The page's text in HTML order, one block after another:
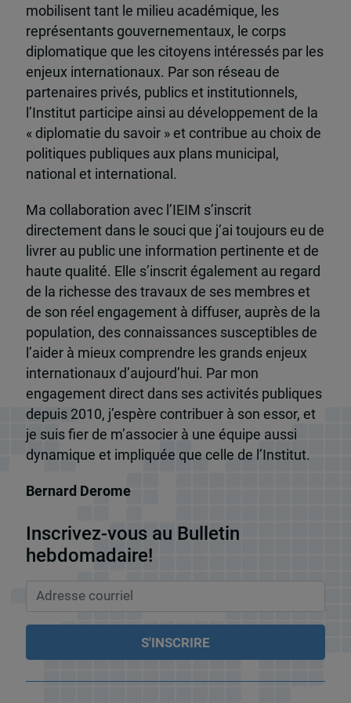
mobilisent tant le milieu académique, les
représentants gouvernementaux, le corps
diplomatique que les citoyens intéressés par les
enjeux internationaux. Par son réseau de
partenaires privés, publics et institutionnels,
l’Institut participe ainsi au développement de la
« diplomatie du savoir » et contribue au choix de
politiques publiques aux plans municipal,
national et international.
Ma collaboration avec l’IEIM s’inscrit
directement dans le souci que j’ai toujours eu de
livrer au public une information pertinente et de
haute qualité. Elle s’inscrit également au regard
de la richesse des travaux de ses membres et
de son réel engagement à diffuser, auprès de la
population, des connaissances susceptibles de
l’aider à mieux comprendre les grands enjeux
internationaux d’aujourd’hui. Par mon
engagement direct dans ses activités publiques
depuis 2010, j’espère contribuer à son essor, et
je suis fier de m’associer à une équipe aussi
dynamique et impliquée que celle de l’Institut.
Bernard Derome
Inscrivez-vous au Bulletin
hebdomadaire!